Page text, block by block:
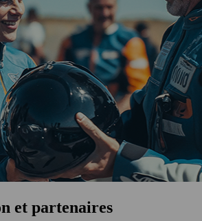
et partenaires